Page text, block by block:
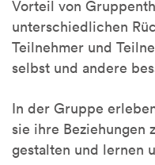
Vorteil von
unterschiedlichen
Teilnehmer und
selbst und andere
In der Gruppe
sie ihre Beziehungen
gestalten und lernen